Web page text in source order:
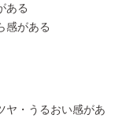
ある
感がある
ヤ・うるおい感があ